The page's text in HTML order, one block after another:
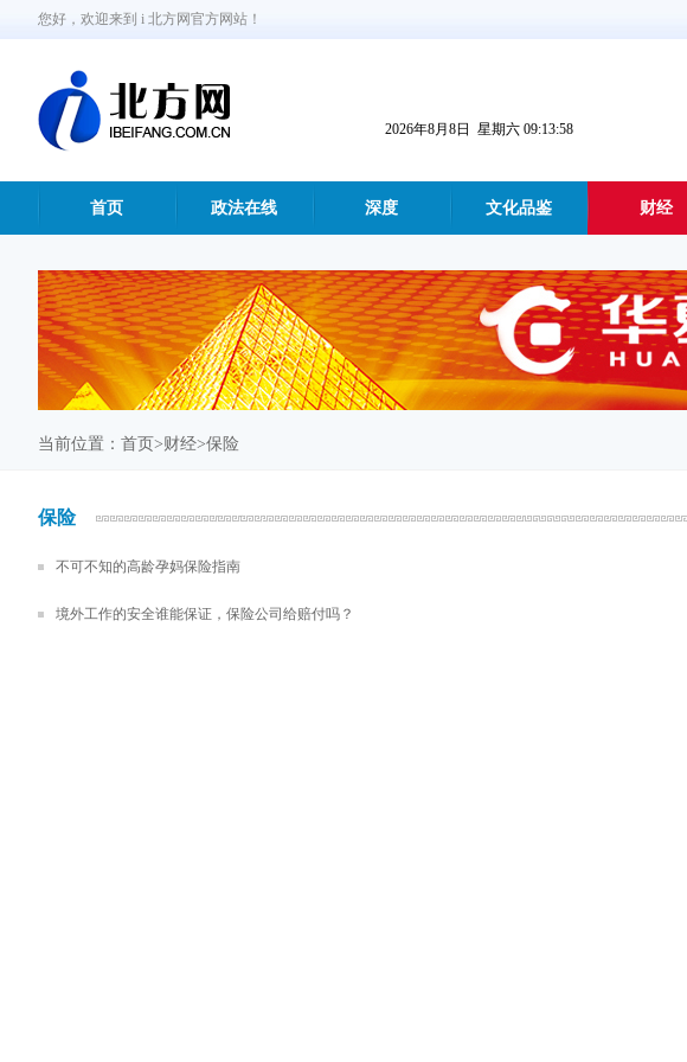
您好，欢迎来到 i 北方网官方网站！
2026年8月8日 星期六 09:13:59
首页 政法在线 深度 文化品鉴 财经
当前位置： 首页 >财经>保险
保险
不可不知的高龄孕妈保险指南
境外工作的安全谁能保证，保险公司给赔付吗？